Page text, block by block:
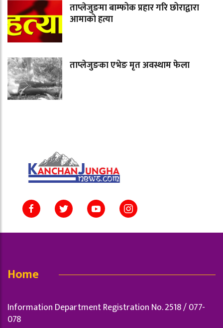
ताप्लेजुङमा बाम्फोक प्रहार गरि छोराद्वारा
आमाको हत्या
ताप्लेजुङका एभेङ मृत अवस्थाम फेला
Home
Information Department Registration No. 2518 / 077-
078